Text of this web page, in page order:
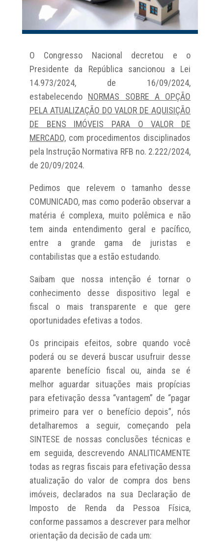
O Congresso Nacional decretou e o
Presidente da República sancionou a Lei
14.973/2024, de 16/09/2024,
estabelecendo NORMAS SOBRE A OPÇÃO
PELA ATUALIZAÇÃO DO VALOR DE AQUISIÇÃO
DE BENS IMÓVEIS PARA O VALOR DE
MERCADO,com procedimentos disciplinados
pela Instrução Normativa RFB no. 2.222/2024,
de 20/09/2024.
Pedimos que relevem o tamanho desse
COMUNICADO, mas como poderão observar a
matéria é complexa, muito polêmica e não
tem ainda entendimento geral e pacífico,
entre a grande gama de juristas e
contabilistas que a estão estudando.
Saibam que nossa intenção é tornar o
conhecimento desse dispositivo legal e
fiscal o mais transparente e que gere
oportunidades efetivas a todos.
Os principais efeitos, sobre quando você
poderá ou se deverá buscar usufruir desse
aparente benefício fiscal ou, ainda se é
melhor aguardar situações mais propícias
para efetivação dessa “vantagem” de “pagar
primeiro para ver o benefício depois”, nós
detalharemos a seguir, começando pela
SINTESE de nossas conclusões técnicas e
em seguida, descrevendo ANALITICAMENTE
todas as regras fiscais para efetivação dessa
atualização do valor de compra dos bens
imóveis, declarados na sua Declaração de
Imposto de Renda da Pessoa Física,
conforme passamos a descrever para melhor
orientação da decisão de cada um: